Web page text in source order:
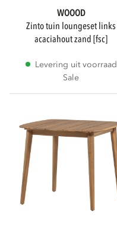
Naturel
Transparant
MATERIAAL
WOOOD
zinto tuin loungeset links
acaciahout zand [fsc]
Levering uit voorraad
Sale